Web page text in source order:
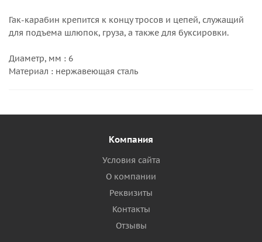
Гак-карабин крепится к концу тросов и цепей, служащий
для подъема шлюпок, груза, а также для буксировки.
Диаметр, мм : 6
Материал : нержавеющая сталь
Компания
Условия сайта
О компании
Реквизиты
Контакты
Отзывы